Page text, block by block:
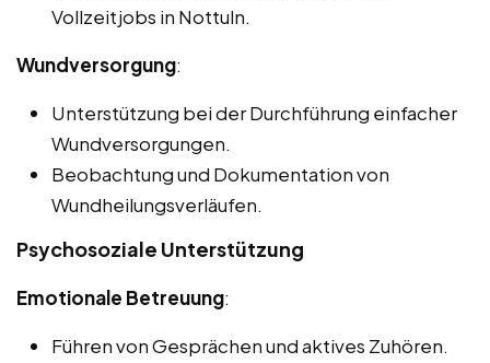
Vollzeitjobs in Nottuln.
Wundversorgung:
Unterstützung bei der Durchführung einfacher
Wundversorgungen.
Beobachtung und Dokumentation von
Wundheilungsverläufen.
Psychosoziale Unterstützung
Emotionale Betreuung:
Führen von Gesprächen und aktives Zuhören.